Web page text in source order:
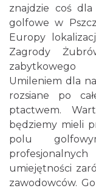
znajdzie coś
golfowe w
Europy
Zagrody
zabytkowego
Umileniem dla
rozsiane po
ptactwem.
będziemy mieli
polu
umiejętności
zawodowców.